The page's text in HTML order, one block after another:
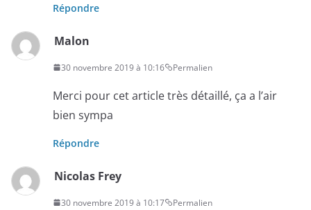
Répondre
Malon
30 novembre 2019 à 10:16 Permalien
Merci pour cet article très détaillé, ça a l’air
bien sympa
Répondre
Nicolas Frey
30 novembre 2019 à 10:17 Permalien